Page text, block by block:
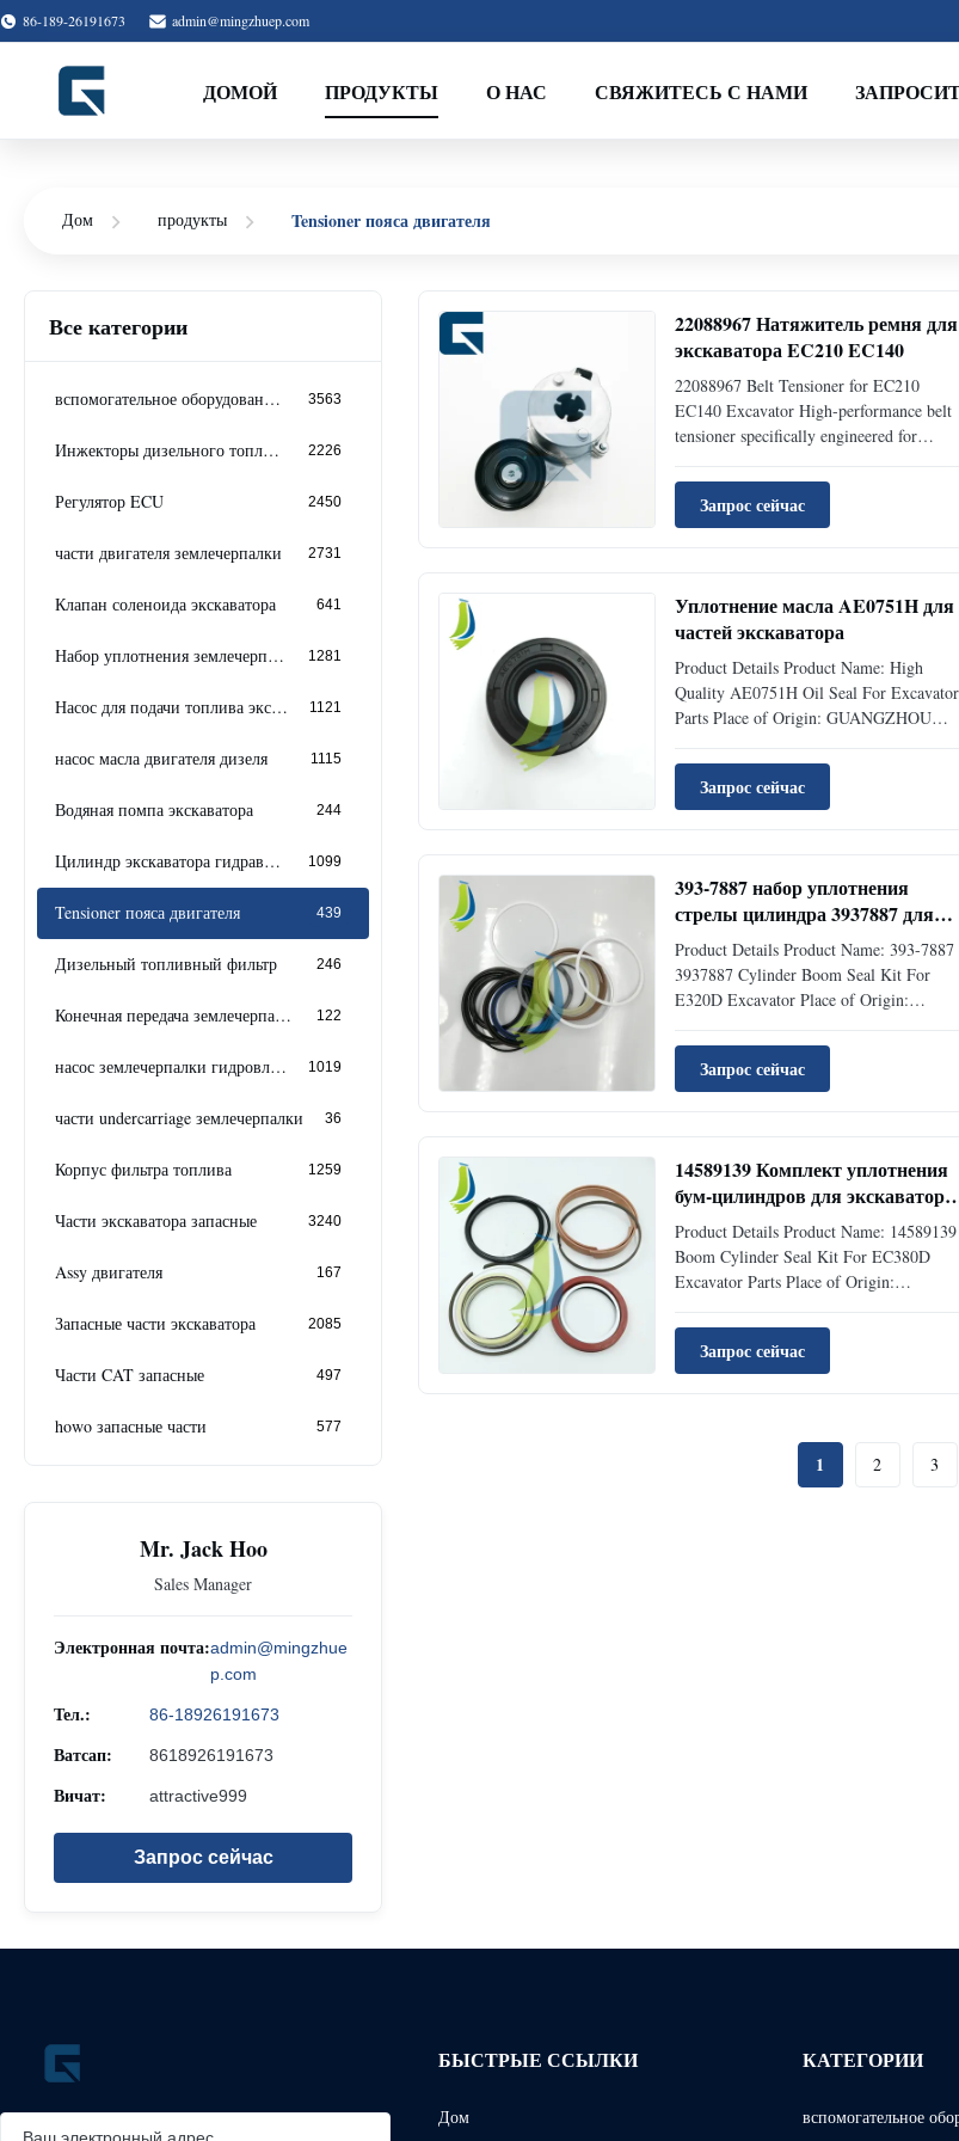
86-189-26191673 admin@mingzhuep.com
ДОМОЙ ПРОДУКТЫ О НАС СВЯЖИТЕСЬ С НАМИ
Дом продукты Tensioner пояса двигателя
Все категории
вспомогательное оборудование землечерпалки 3563
Инжекторы дизельного топлива 2226
Регулятор ECU 2450
части двигателя землечерпалки 2731
Клапан соленоида экскаватора 641
Набор уплотнения землечерпалки 1281
Насос для подачи топлива экскаватора 1121
насос масла двигателя дизеля 1115
Водяная помпа экскаватора 244
Цилиндр экскаватора гидравлический 1099
Tensioner пояса двигателя 439
Дизельный топливный фильтр 246
Конечная передача землечерпалки 122
насос землечерпалки гидровлический 1019
части undercarriage землечерпалки 36
Корпус фильтра топлива 1259
Части экскаватора запасные 3240
Assy двигателя 167
Запасные части экскаватора 2085
Части CAT запасные 497
howo запасные части 577
Mr. Jack Hoo
Sales Manager
Электронная почта:admin@mingzhue
p.com
Тел.: 86-18926191673
Ватсап: 8618926191673
Вичат: attractive999
Запрос сейчас
22088967 Натяжитель ремня для
экскаватора EC210 EC140
22088967 Belt Tensioner for EC210
EC140 Excavator High-performance belt
tensioner specifically engineered for
reliable operation and optimal performance
in demanding conditions. Product
Specifications Product NameBelt Tensioner
Запрос сейчас
Уплотнение масла AE0751H для
частей экскаватора
Product Details Product Name: High
Quality AE0751H Oil Seal For Excavator
Parts Place of Origin: GUANGZHOU
Part Number: AE0751H Type: Excavator
Accessories MOQ 1 Piece Condition:
Brand New Availability: Rick Stock
Запрос сейчас
393-7887 набор уплотнения
стрелы цилиндра 3937887 для
экскаватора Э320Д
Product Details Product Name: 393-7887
3937887 Cylinder Boom Seal Kit For
E320D Excavator Place of Origin:
Number: E320D Part Number: 393-7887
Type: Excavator Accessories MOQ 1 Piece
Condition: Brand New Availability: Rick
Запрос сейчас
14589139 Комплект уплотнения
бум-цилиндров для
EC380D
Product Details Product Name: 14589139
Boom Cylinder Seal Kit For EC380D
Excavator Parts Place of Origin:
Number: EC380D Part Number: 14589139
Type: Excavator Accessories MOQ 1 Piece
Condition: Brand New Availability: Rick
Запрос сейчас
1 2 3
БЫСТРЫЕ ССЫЛКИ
Дом
КАТЕГОРИИ
вспомогательное